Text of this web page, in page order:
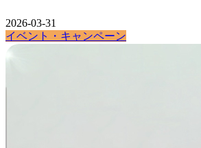
2026-03-31
イベント・キャンペーン